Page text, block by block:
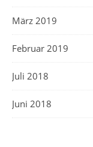
März 2019
Februar 2019
Juli 2018
Juni 2018